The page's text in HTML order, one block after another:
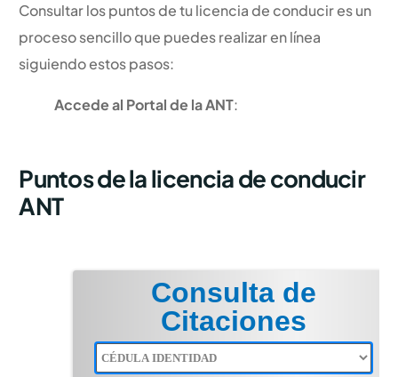
Consultar los puntos de tu licencia de conducir es un
proceso sencillo que puedes realizar en línea
siguiendo estos pasos:
Accede al Portal de la ANT:
Puntos de la licencia de conducir
ANT